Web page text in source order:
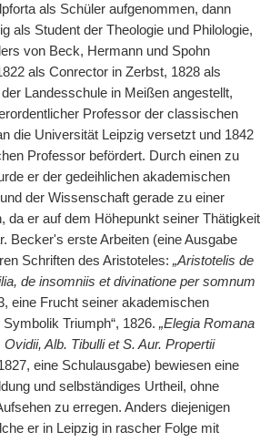
als Schüler aufgenommen, dann
als Student der Theologie und Philologie,
von Beck, Hermann und Spohn
als Conrector in Zerbst, 1828 als
Landesschule in Meißen angestellt,
Professor der classischen
die Universität Leipzig versetzt und 1842
Professor befördert. Durch einen zu
er der gedeihlichen akademischen
der Wissenschaft gerade zu einer
da er auf dem Höhepunkt seiner Thätigkeit
Becker's erste Arbeiten (eine Ausgabe
Schriften des Aristoteles: „Aristotelis de
de insomniis et divinatione per somnum
eine Frucht seiner akademischen
Symbolik Triumph“, 1826. „Elegia Romana
Alb. Tibulli et S. Aur. Propertii
eine Schulausgabe) bewiesen eine
und selbständiges Urtheil, ohne
zu erregen. Anders diejenigen
er in Leipzig in rascher Folge mit